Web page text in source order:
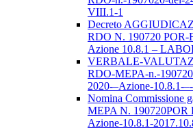
VIII.1-1
Decreto
RDO N. 190720 POR-
Azione 10.8.1 –
VERBALE-
RDO-MEPA-n.-
2020-–Azione-10.8.1-
Nomina Commissione
MEPA N. 190720POR
Azione-10.8.1-